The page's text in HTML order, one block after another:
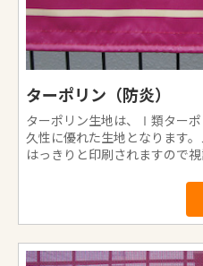
ターポリン（防炎）
ターポリン生地は、Ⅰ類ター
久性に優れた生地となります
はっきりと印刷されますので視